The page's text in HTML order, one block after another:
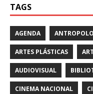
TAGS
AGENDA
ARTES PLÁSTICAS
AUDIOVISUAL
CINEMA NACIONAL